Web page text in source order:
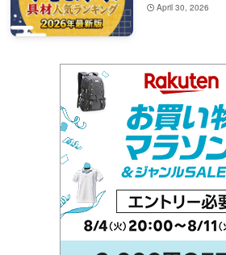
April 30, 2026